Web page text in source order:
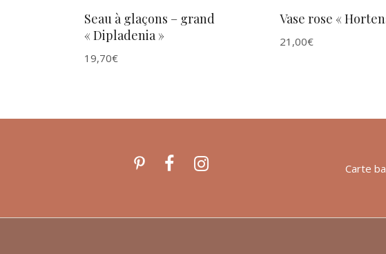
Seau à glaçons – grand
« Dipladenia »
19,70€
Vase rose «
21,00€
Carte